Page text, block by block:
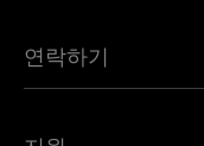
아프리카용 eSIM
모든 목적지 보기
Jeep용 Ubigi
언론에 소개된 Ubigi
Ubigi 앱
연락하기